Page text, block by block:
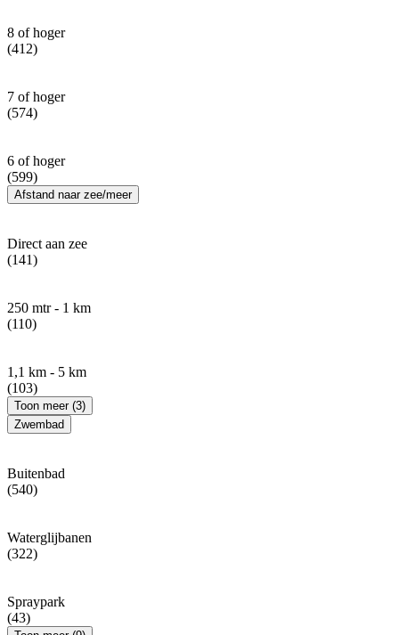
8 of hoger
(412)
7 of hoger
(574)
6 of hoger
(599)
Afstand naar zee/meer
Direct aan zee
(141)
250 mtr - 1 km
(110)
1,1 km - 5 km
(103)
Toon meer (3)
Zwembad
Buitenbad
(540)
Waterglijbanen
(322)
Spraypark
(43)